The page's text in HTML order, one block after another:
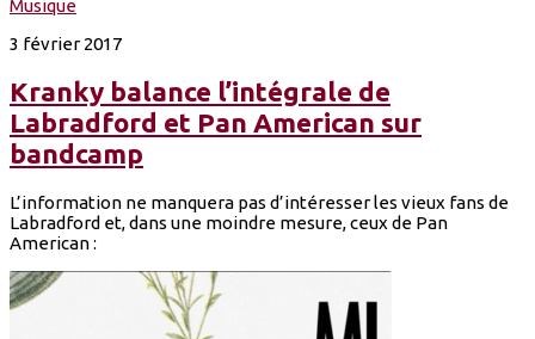
Musique
3 février 2017
Kranky balance l’intégrale de
Labradford et Pan American sur
bandcamp
L’information ne manquera pas d’intéresser les vieux fans de
Labradford et, dans une moindre mesure, ceux de Pan
American :